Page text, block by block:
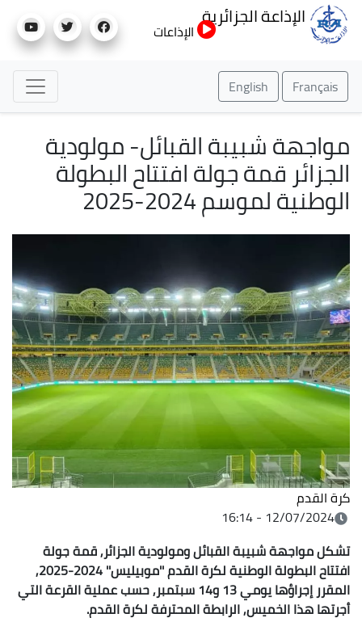
إلى
الإذاعة الجزائرية
الإذاعات
Français
English
مواجهة شبيبة القبائل- مولودية
الجزائر قمة جولة افتتاح البطولة
الوطنية لموسم 2024-2025
كرة القدم
12/07/2024 - 16:14
تشكل مواجهة شبيبة القبائل ومولودية الجزائر, قمة جولة
افتتاح البطولة الوطنية لكرة القدم ''موبيليس'' 2024-2025,
المقرر إجراؤها يومي 13 و14 سبتمبر, حسب عملية القرعة التي
أجرتها هذا الخميس, الرابطة المحترفة لكرة القدم.